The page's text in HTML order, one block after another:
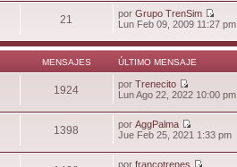
21 porGrupo TrenSim
Lun Feb 09, 2009 11:27 pm
MENSAJES ÚLTIMO MENSAJE
1924 porTrenecito
Lun Ago 22, 2022 10:00 pm
1398 porAggPalma
Jue Feb 25, 2021 1:33 pm
porfrancotrenes